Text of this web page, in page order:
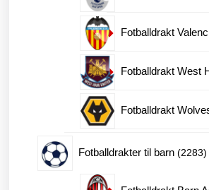
Fotballdrakt
Fotballdrakt West
Fotballdrakt
Fotballdrakter til barn 2283